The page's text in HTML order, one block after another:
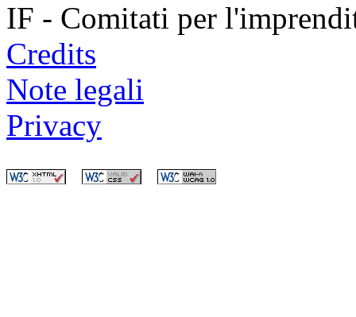
IF - Comitati per
Credits
Note legali
Privacy